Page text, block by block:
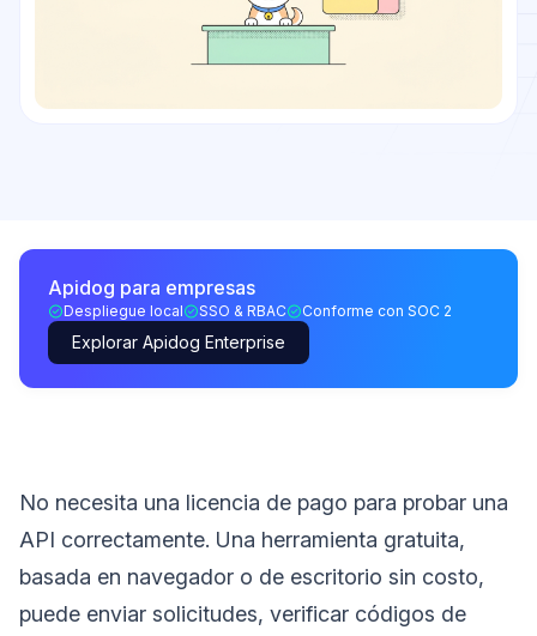
Apidog para empresas
Despliegue local SSO & RBAC Conforme con SOC 2
Explorar Apidog Enterprise
No necesita una licencia de pago para probar una
API correctamente. Una herramienta gratuita,
basada en navegador o de escritorio sin costo,
puede enviar solicitudes, verificar códigos de